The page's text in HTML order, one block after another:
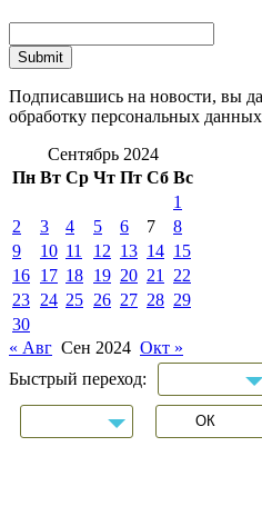
Подписавшись на новости, вы
обработку персональных
Сентябрь 2024
Пн Вт Ср Чт Пт Сб Вс
1
2
3 4 5 6 7
8
9
10 11 12 13 14 15
16 17 18 19 20 21
22
23 24 25 26 27 28 29
30
« Авг Сен 2024 Окт »
Быстрый переход: